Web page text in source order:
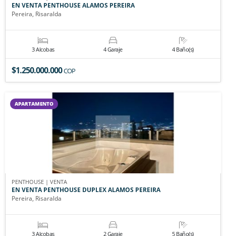
EN VENTA PENTHOUSE ALAMOS PEREIRA
Pereira, Risaralda
3 Alcobas 4 Garaje 4 Baño(s)
$1.250.000.000COP
APARTAMENTO
PENTHOUSE | VENTA
EN VENTA PENTHOUSE DUPLEX ALAMOS PEREIRA
Pereira, Risaralda
3 Alcobas 2 Garaje 5 Baño(s)